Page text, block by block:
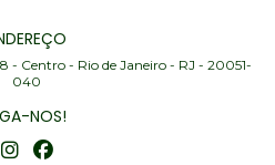
- Centro - Rio de Janeiro - RJ - 20051-
040
NOS!